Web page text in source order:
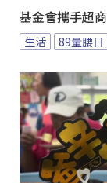
基金會攜手超
生活 89量腰日